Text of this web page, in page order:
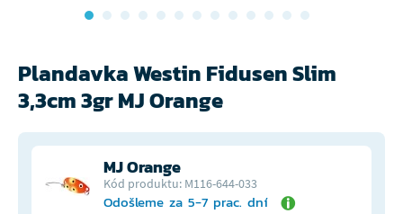
Plandavka Westin Fidusen Slim
3,3cm 3gr MJ Orange
MJ Orange
Kód produktu: M116-644-033
Odošleme za 5-7 prac. dní